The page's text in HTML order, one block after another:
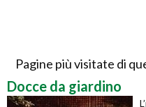
Pagine più visitate di
Docce da giardino